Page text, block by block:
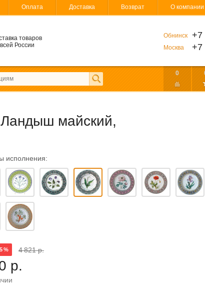
Оплата Доставка Возврат О компании
товаров
России
Обнинск +7
Москва +7
0
майский,
исполнения:
% 4 821 р.
р.